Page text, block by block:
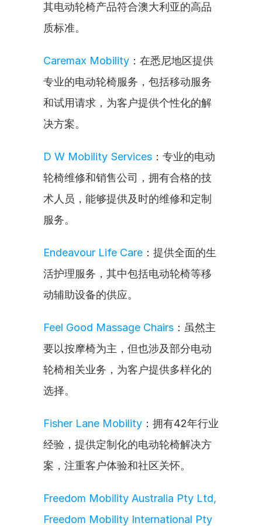
其电动轮椅产品符合澳大利亚的高品
质标准。
Caremax Mobility ：在悉尼地区提供
专业的电动轮椅服务，包括移动服务
和试用请求，为客户提供个性化的解
决方案。
D W Mobility Services ：专业的电动
轮椅维修和销售公司，拥有合格的技
术人员，能够提供及时的维修和定制
服务。
Endeavour Life Care ：提供全面的生
活护理服务，其中包括电动轮椅等移
动辅助设备的供应。
Feel Good Massage Chairs ：虽然主
要以按摩椅为主，但也涉及部分电动
轮椅相关业务，为客户提供多样化的
选择。
Fisher Lane Mobility ：拥有42年行业
经验，提供定制化的电动轮椅解决方
案，注重客户体验和社区关怀。
Freedom Mobility Australia Pty Ltd,
Freedom Mobility International Pty